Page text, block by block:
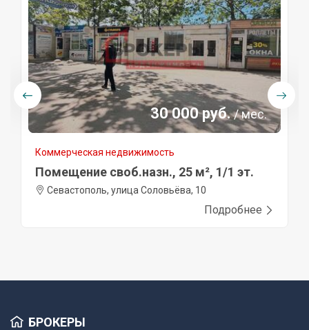
30 000 руб./ мес.
Коммерческая недвижимость
Помещение своб.назн., 25 м², 1/1 эт.
Севастополь, улица Соловьёва, 10
Подробнее
БРОКЕРЫ